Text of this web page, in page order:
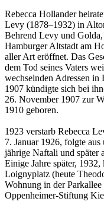
Rebecca Hollander
Levy (1878–1932) in
Behrend Levy und
Hamburger Altstadt am
aller Art eröffnet. Das
dem Tod seines Vaters
wechselnden Adressen in
1907 kündigte sich bei
26. November 1907 zur
1910 geboren.
1923 verstarb Rebecca
7. Januar 1926, folgte
jährige Naftali und später
Einige Jahre später,
Loignyplatz (heute
Wohnung in der
Oppenheimer-Stiftung